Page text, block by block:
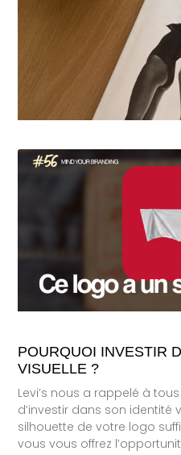
POURQUOI INVESTIR
VISUELLE ?
Levi’s nous a rappelé à
d’investir dans son identité
silhouette de votre logo
vous vous offrez